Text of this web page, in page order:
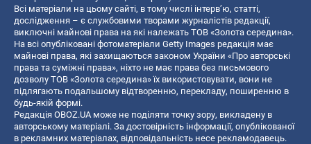
Всі матеріали на цьому сайті, в тому числі інтерв’ю, статті,
дослідження – є службовими творами журналістів редакції,
виключні майнові права на які належать ТОВ «Золота середина».
На всі опубліковані фотоматеріали Getty Images редакція має
майнові права, які захищаються законом України «Про авторські
права та суміжні права», ніхто не має права без письмового
дозволу ТОВ «Золота середина» їх використовувати, вони не
підлягають подальшому відтворенню, перекладу, поширенню в
будь-якій формі.
Редакція OBOZ.UA може не поділяти точку зору, викладену в
авторському матеріалі. За достовірність інформації, опублікованої
в рекламних матеріалах, відповідальність несе рекламодавець.